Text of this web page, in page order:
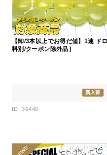
【卸/3本以上でお得だ値】1連 ド
料別/クーポン除外品］
新入荷
ID: 36440